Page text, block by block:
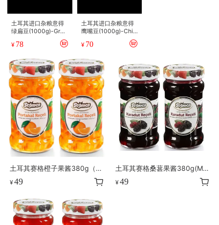
土耳其进口杂粮意得
绿扁豆(1000g)-Gree
¥ 78
土耳其进口杂粮意得
鹰嘴豆(1000g)-Chic
¥ 70
土耳其赛格橙子果酱380g（Or
ange)
¥49
土耳其赛格桑葚果酱380g(Mul
berry)
¥49